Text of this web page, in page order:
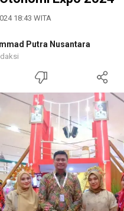
18:43 WITA
Putra Nusantara